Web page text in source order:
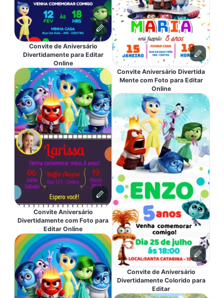
Convite de Aniversário
Divertidamente para Editar
Online
Convite Aniversário
Divertidamente com Foto para
Editar Online
Convite Aniversário Divertida
Mente com Foto para Editar
Online
Convite de Aniversário
Divertidamente Colorido para
Editar